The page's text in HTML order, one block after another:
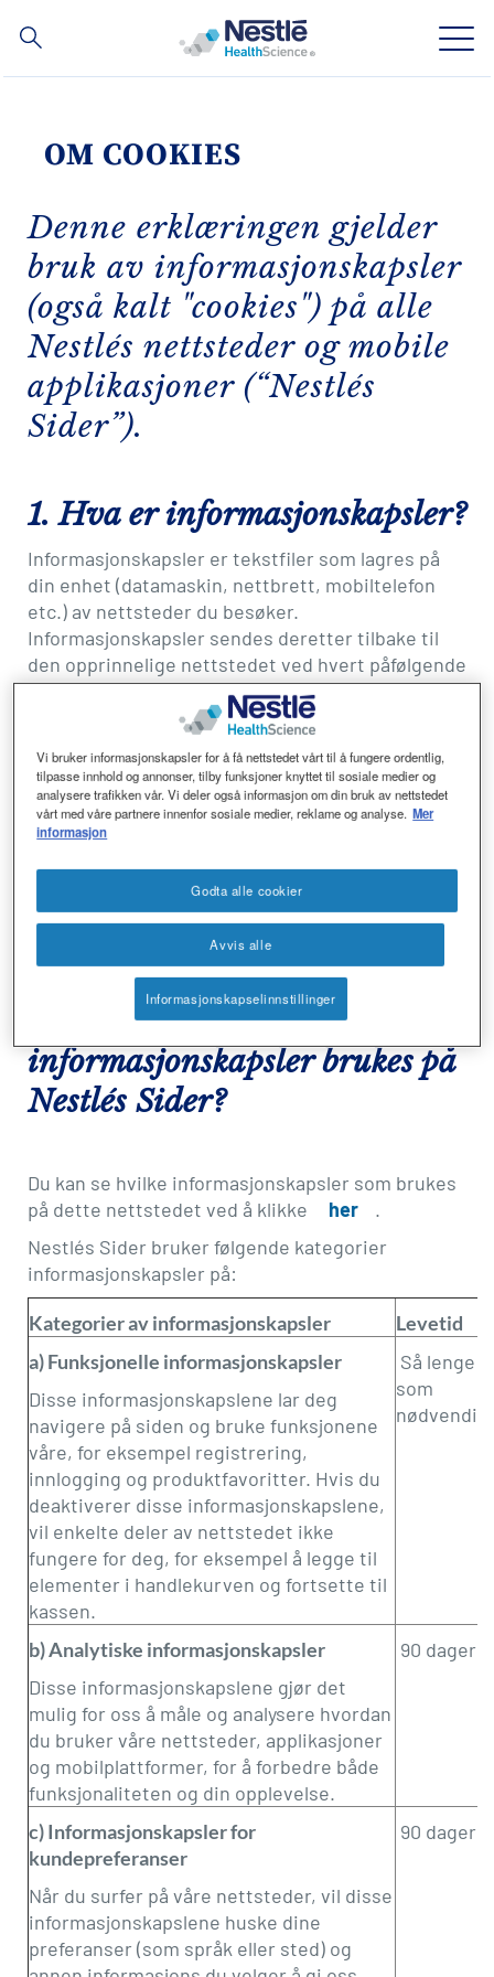
contentEkspertise
Varemerker
Om oss
Våre ansatte
Materiell og hjelpemidler for helsepersonell
revamp
revamp
v2
Mørkt / Lyst
OM COOKIES
Denne erklæringen gjelder
bruk av informasjonskapsler
(også kalt "cookies") på alle
Nestlés nettsteder og mobile
applikasjoner (“Nestlés
Sider”).
1. Hva er informasjonskapsler?
Informasjonskapsler er tekstfiler som lagres på
din enhet (datamaskin, nettbrett, mobiltelefon
etc.) av nettsteder du besøker.
Informasjonskapsler sendes deretter tilbake til
den opprinnelige nettstedet ved hvert påfølgende
besøk hos det samme nettstedet, eller hos et
annet nettsted som gjenkjenner
brukes for å få nettsteder til å fungere, eller
fungere mer effektivt, samt til å formidle
informasjon til eierne av nettstedet.
erklæringen for å dekke alle lignende teknologier,
for eksempel web beacons SDK, loggfiler eller
sporings- og annonseringspixler.
2. Hva slags
informasjonskapsler brukes på
Nestlés Sider?
Du kan se hvilke informasjonskapsler som brukes
på dette nettstedet ved å klikke
her
.
Nestlés Sider bruker følgende kategorier
informasjonskapsler på:
Kategorier av informasjonskapsler
Levetid
a) Funksjonelle informasjonskapsler
Disse informasjonskapslene lar deg
navigere på siden og bruke funksjonene
våre, for eksempel registrering,
innlogging og produktfavoritter. Hvis du
deaktiverer disse informasjonskapslene,
vil enkelte deler av nettstedet ikke
fungere for deg, for eksempel å legge til
elementer i handlekurven og fortsette til
kassen.
Så lenge
som
nødvendig
b) Analytiske informasjonskapsler
Disse informasjonskapslene gjør det
mulig for oss å måle og analysere hvordan
du bruker våre nettsteder, applikasjoner
og mobilplattformer, for å forbedre både
funksjonaliteten og din opplevelse.
90 dager
c) Informasjonskapsler for
kundepreferanser
Når du surfer på våre nettsteder, vil disse
informasjonskapslene huske dine
preferanser (som språk eller sted) og
90 dager
Vi bruker informasjonskapsler for å få nettstedet vårt til å fungere ordentlig,
tilpasse innhold og annonser, tilby funksjoner knyttet til sosiale medier og
analysere trafikken vår. Vi deler også informasjon om din bruk av nettstedet
vårt med våre partnere innenfor sosiale medier, reklame og analyse. Mer
informasjon
Avvis alle
Godta alle cookier
Informasjonskapselinnstillinger